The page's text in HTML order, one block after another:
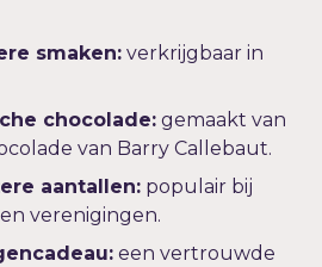
smaken: verkrijgbaar in
chocolade: gemaakt van
van Barry Callebaut.
aantallen: populair bij
verenigingen.
een vertrouwde